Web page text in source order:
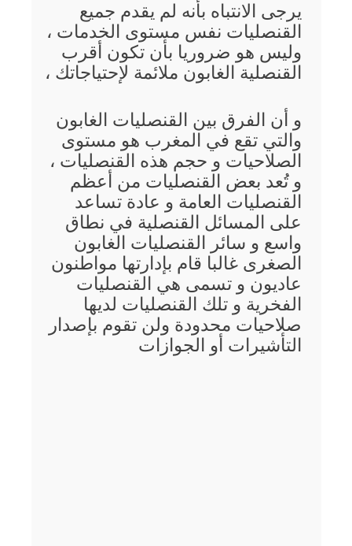
يرجى الانتباه بأنه لم يقدم جميع
القنصليات نفس مستوى الخدمات ،
وليس هو ضروريا بأن تكون أقرب
القنصلية الغابون ملائمة لإحتياجاتك ،
و أن الفرق بين القنصليات الغابون
والتي تقع في المغرب هو مستوى
الصلاحيات و حجم هذه القنصليات ،
و تُعد بعض القنصليات من أعظم
القنصليات العامة و عادة تساعد
على المسائل القنصلية في نطاق
واسع و سائر القنصليات الغابون
الصغرى غالبا قام بإدارتها مواطنون
عاديون و تسمى هي القنصليات
الفخرية و تلك القنصليات لديها
صلاحيات محدودة ولن تقوم بإصدار
التأشيرات أو الجوازات